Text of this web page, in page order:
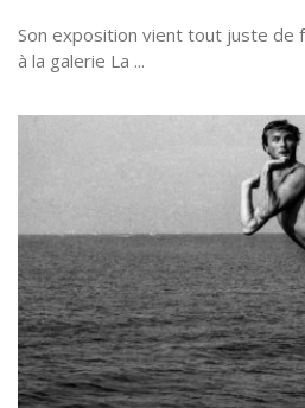
Son exposition vient tout juste de
à la galerie La ...